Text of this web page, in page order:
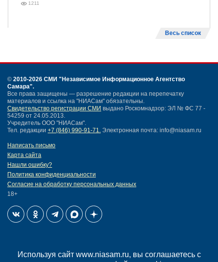
Используя сайт www.niasam.ru, вы соглашаетесь с
1211
Весь список
© 2010-2026 СМИ "Независимое Информационное Агентство
Самара".
Все права защищены — разрешение редакции на перепечатку
материалов и ссылка на "НИАСам" обязательны.
Свидетельство регистрации СМИ выдано Роскомнадзор: ЭЛ № ФС 77 -
54259 от 24.05.2013.
Учредитель ООО "НИАСам".
Тел. редакции +7 (846) 990-91-71. Электронная почта: info@niasam.ru
Написать письмо
Карта сайта
Нашли ошибку?
Политика конфиденциальности
Согласие на обработку персональных данных
18+
НИА Самара - новости Самары сегодня, последние новости Самары
Тольятти и Самарской области